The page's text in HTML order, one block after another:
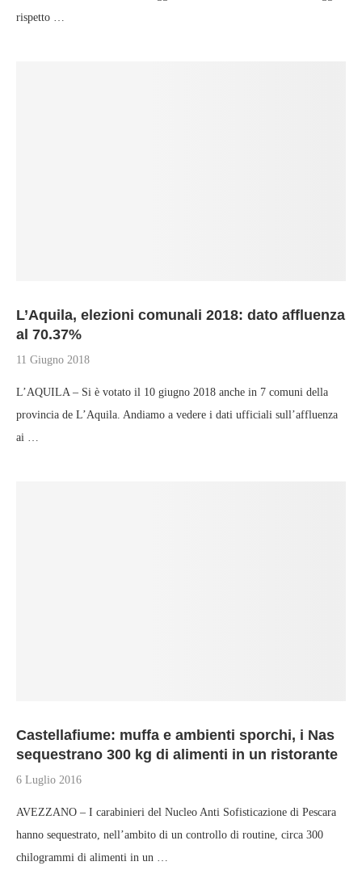
rispetto …
L’Aquila, elezioni comunali 2018: dato affluenza
al 70.37%
11 Giugno 2018
L’AQUILA – Si è votato il 10 giugno 2018 anche in 7 comuni della
provincia de L’Aquila. Andiamo a vedere i dati ufficiali sull’affluenza
ai …
Castellafiume: muffa e ambienti sporchi, i Nas
sequestrano 300 kg di alimenti in un ristorante
6 Luglio 2016
AVEZZANO – I carabinieri del Nucleo Anti Sofisticazione di Pescara
hanno sequestrato, nell’ambito di un controllo di routine, circa 300
chilogrammi di alimenti in un …